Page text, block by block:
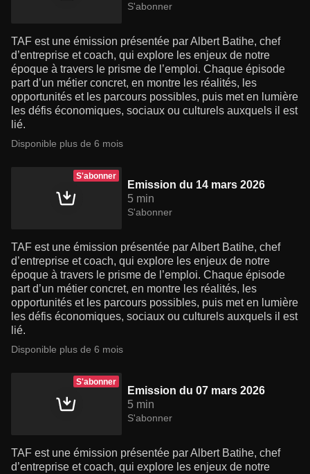
S'abonner
TAF est une émission présentée par Albert Batihe, chef
d’entreprise et coach, qui explore les enjeux de notre
époque à travers le prisme de l’emploi. Chaque épisode
part d’un métier concret, en montre les réalités, les
opportunités et les parcours possibles, puis met en lumière
les défis économiques, sociaux ou culturels auxquels il est
lié.
Disponible plus de 6 mois
S'abonner
Emission du 14 mars 2026
5 min
S'abonner
TAF est une émission présentée par Albert Batihe, chef
d’entreprise et coach, qui explore les enjeux de notre
époque à travers le prisme de l’emploi. Chaque épisode
part d’un métier concret, en montre les réalités, les
opportunités et les parcours possibles, puis met en lumière
les défis économiques, sociaux ou culturels auxquels il est
lié.
Disponible plus de 6 mois
S'abonner
Emission du 07 mars 2026
5 min
S'abonner
TAF est une émission présentée par Albert Batihe, chef
d’entreprise et coach, qui explore les enjeux de notre